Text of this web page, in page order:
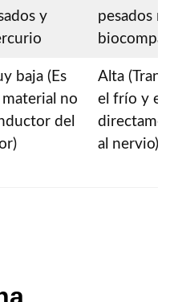
y
pesados no
baja (Es
no
del
Alta
el frío y el
al nervio)